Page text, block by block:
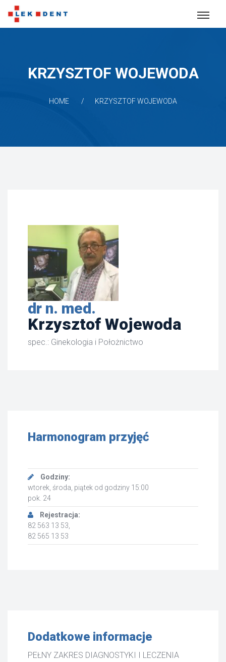
KRZYSZTOF WOJEWODA
HOME KRZYSZTOF WOJEWODA
dr n. med.
Krzysztof Wojewoda
spec.: Ginekologia i Położnictwo
Harmonogram przyjęć
Godziny:
wtorek, środa, piątek od godziny 15:00
pok. 24
Rejestracja:
82 563 13 53,
82 565 13 53
Dodatkowe informacje
PEŁNY ZAKRES DIAGNOSTYKI I LECZENIA